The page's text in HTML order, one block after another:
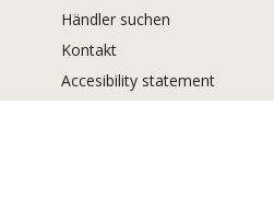
Händler suchen
Kontakt
Accesibility statement